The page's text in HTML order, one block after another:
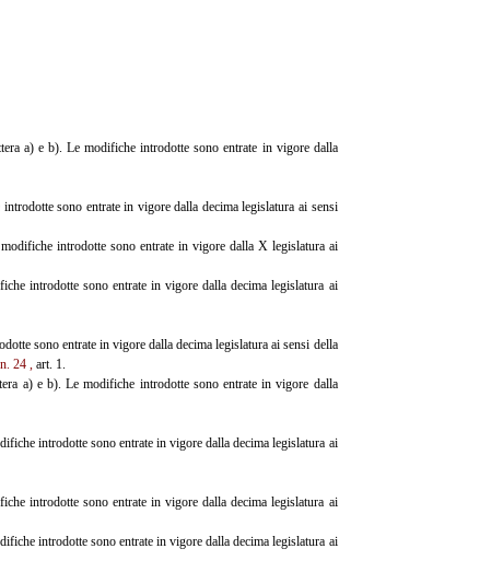
a) e b). Le modifiche introdotte sono entrate in vigore dalla
sono entrate in vigore dalla decima legislatura ai sensi
introdotte sono entrate in vigore dalla X legislatura ai
introdotte sono entrate in vigore dalla decima legislatura ai
sono entrate in vigore dalla decima legislatura ai sensi della
24 ,art. 1.
a) e b). Le modifiche introdotte sono entrate in vigore dalla
introdotte sono entrate in vigore dalla decima legislatura ai
introdotte sono entrate in vigore dalla decima legislatura ai
introdotte sono entrate in vigore dalla decima legislatura ai